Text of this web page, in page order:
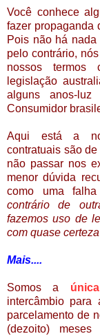
Você conhece
fazer propaganda
Pois não há nada
pelo contrário,
nossos termos
legislação
alguns anos-
Consumidor
Aqui está a
contratuais são
não passar nos
menor dúvida
como uma
contrário de
fazemos uso de
com quase
Mais....
Somos a única
intercâmbio para
parcelamento de
(dezoito)